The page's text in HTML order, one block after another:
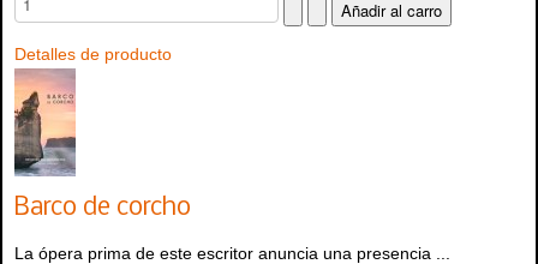
Detalles de producto
Barco de corcho
La ópera prima de este escritor anuncia una presencia ...